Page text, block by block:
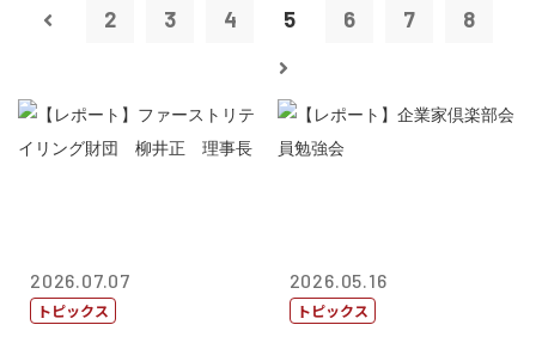
2 3 4 5 6 7 8
2026.07.07
トピックス
2026.05.16
トピックス